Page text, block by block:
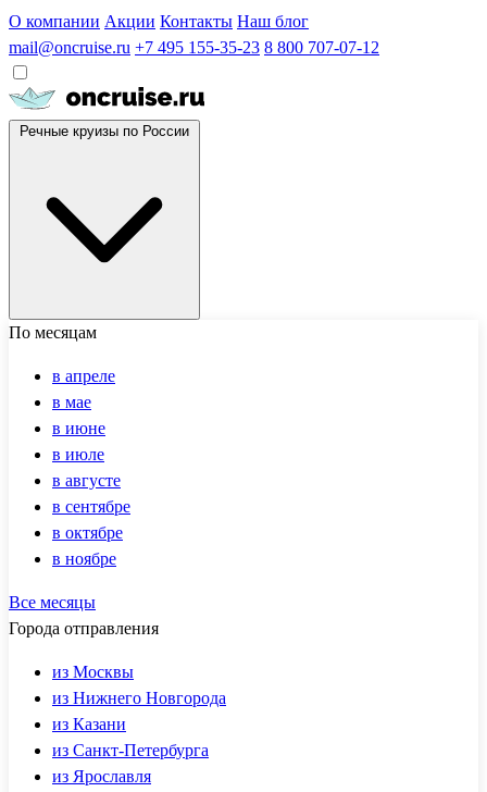
О компании Акции Контакты Наш блог
mail@oncruise.ru +7 495 155-35-23 8 800 707-07-12
По месяцам
в апреле
в мае
в июне
в июле
в августе
в сентябре
в октябре
в ноябре
Все месяцы
Города отправления
из Москвы
из Нижнего Новгорода
из Казани
из Санкт-Петербурга
из Ярославля